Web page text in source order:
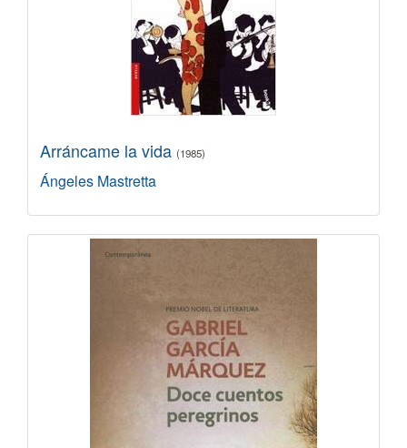
Arráncame la vida (1985)
Ángeles Mastretta